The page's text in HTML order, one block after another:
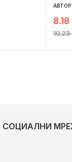
АВТОР:
10.23
СОЦИАЛНИ